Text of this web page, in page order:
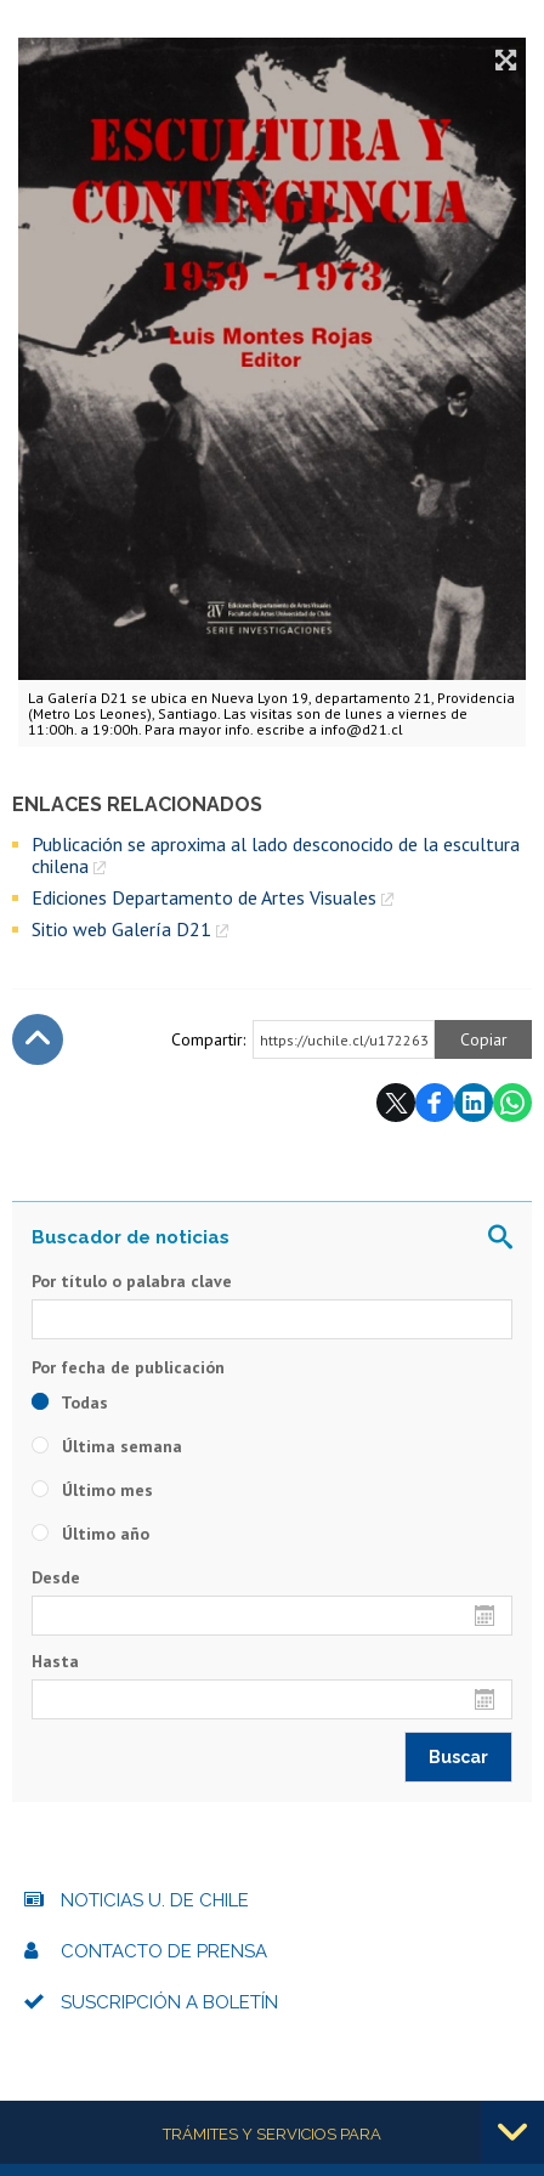
La Galería D21 se ubica en Nueva Lyon 19, departamento 21, Providencia
(Metro Los Leones), Santiago. Las visitas son de lunes a viernes de
11:00h. a 19:00h. Para mayor info. escribe a info@d21.cl
ENLACES RELACIONADOS
Publicación se aproxima al lado desconocido de la escultura
chilena
Ediciones Departamento de Artes Visuales
Sitio web Galería D21
Compartir: https://uchile.cl/u172263 Copiar
Por título o palabra clave
Todas
Última semana
Último mes
Último año
Desde
Hasta
NOTICIAS U. DE CHILE
CONTACTO DE PRENSA
SUSCRIPCIÓN A BOLETÍN
Más informaciónTRÁMITES Y SERVICIOS PARA